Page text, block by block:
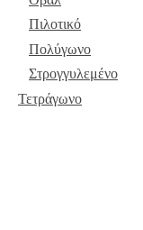
Πιλοτικό
Πολύγωνο
Στρογγυλεμένο
Τετράγωνο